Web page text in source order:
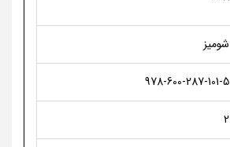
شومیز
978-600-287-101-5
2